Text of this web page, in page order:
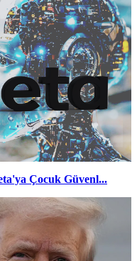
Çocuk Güvenl...